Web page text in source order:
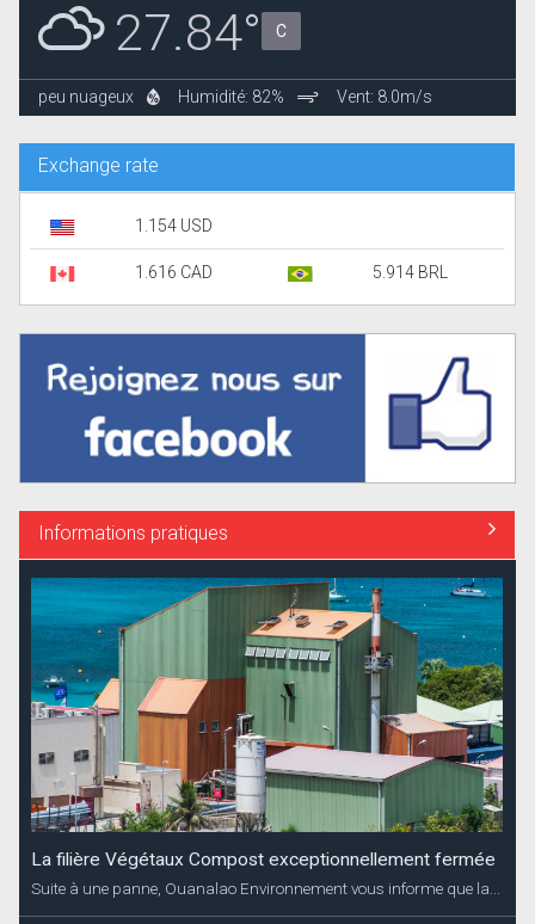
27.84° C
peu nuageux Humidité: 82% Vent: 8.0m/s
Exchange rate
1.154 USD
1.616 CAD 5.914 BRL
Informations pratiques
La filière Végétaux Compost exceptionnellement fermée
Suite à une panne, Ouanalao Environnement vous informe que la...